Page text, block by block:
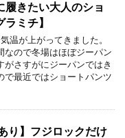
履きたい大人のショ
ミチ】
温が上がってきました。
なので冬場はほぼジーパン
がさすがにジーパンではき
で最近ではショートパンツ
り】フジロックだけ